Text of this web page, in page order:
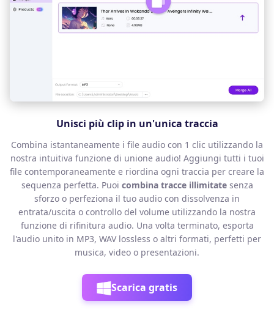
Unisci più clip in un'unica traccia
Combina istantaneamente i file audio con 1 clic utilizzando la
nostra intuitiva funzione di unione audio! Aggiungi tutti i tuoi
file contemporaneamente e riordina ogni traccia per creare la
sequenza perfetta. Puoi combina tracce illimitatesenza
sforzo o perfeziona il tuo audio con dissolvenza in
entrata/uscita o controllo del volume utilizzando la nostra
funzione di rifinitura audio. Una volta terminato, esporta
l'audio unito in MP3, WAV lossless o altri formati, perfetti per
musica, video o presentazioni.
Scarica gratis